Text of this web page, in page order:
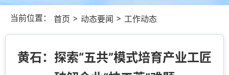
当前位置： 首页 > 动态要闻 > 工作动态
黄石：探索“五共”模式培育产业工匠